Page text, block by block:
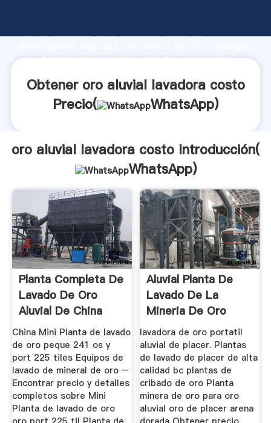
fuerte capacidad de producción, fuerza de
oro aluvial lavadora costo proveedor crea el valor y
Obtener oro aluvial lavadora costo
Precio(
WhatsApp)
oro aluvial lavadora costo Introducción(
WhatsApp)
Planta Completa De
Lavado De Oro
Aluvial De China
Para ...
China Mini Planta de lavado
de oro peque 241 os y
port 225 tiles Equipos de
lavado de mineral de oro –
Encontrar precio y detalles
completos sobre Mini
Planta de lavado de oro
Aluvial Planta De
Lavado De La
Mineria De Oro
Sudafrica
lavadora de oro portatil
aluvial de placer. Plantas
de lavado de placer de alta
calidad bc plantas de
cribado de oro Planta
minera de oro para oro
aluvial oro de placer arena